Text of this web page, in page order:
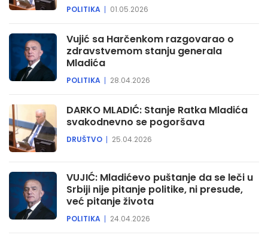
POLITIKA 01.05.2026
Vujić sa Harčenkom razgovarao o
zdravstvemom stanju generala
Mladića
POLITIKA 28.04.2026
DARKO MLADIĆ: Stanje Ratka Mladića
svakodnevno se pogoršava
DRUŠTVO 25.04.2026
VUJIĆ: Mladićevo puštanje da se leči u
Srbiji nije pitanje politike, ni presude,
već pitanje života
POLITIKA 24.04.2026